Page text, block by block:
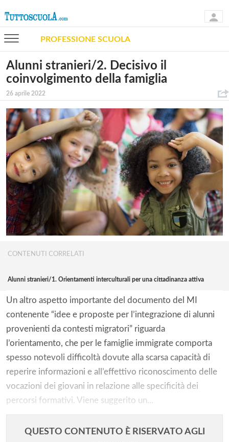
PROFESSIONE SCUOLA
Alunni stranieri/2. Decisivo il
coinvolgimento della famiglia
26 aprile 2022
CONTENUTI CORRELATI
Alunni stranieri/1. Orientamenti interculturali per una cittadinanza attiva
Un altro aspetto importante del documento del MI
contenente “idee e proposte per l’integrazione di alunni
provenienti da contesti migratori” riguarda
l’orientamento, che per le famiglie immigrate comporta
spesso notevoli difficoltà dovute alla scarsa capacità di
reperire informazioni e all’effettivo riconoscimento delle
vocazioni dei giovani in relazione alle specificità dei
percorsi formativi. Viene suggerito un...
QUESTO CONTENUTO È RISERVATO AGLI